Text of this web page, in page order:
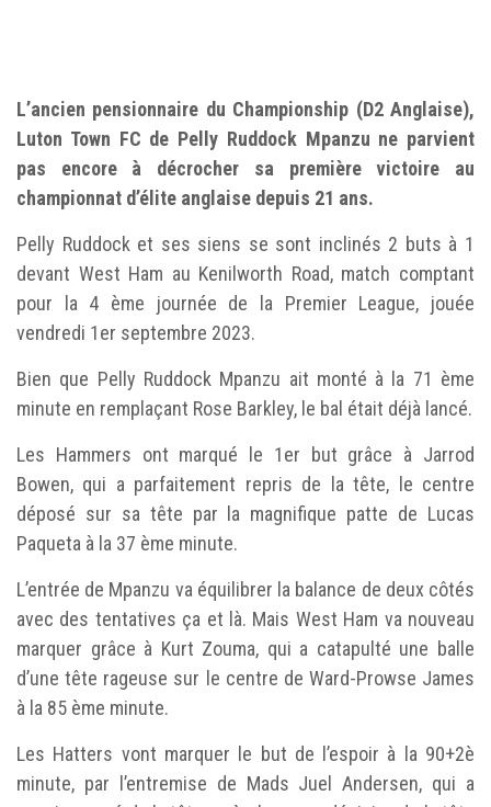
L’ancien pensionnaire du Championship (D2 Anglaise),
Luton Town FC de Pelly Ruddock Mpanzu ne parvient
pas encore à décrocher sa première victoire au
championnat d’élite anglaise depuis 21 ans.
Pelly Ruddock et ses siens se sont inclinés 2 buts à 1
devant West Ham au Kenilworth Road, match comptant
pour la 4 ème journée de la Premier League, jouée
vendredi 1er septembre 2023.
Bien que Pelly Ruddock Mpanzu ait monté à la 71 ème
minute en remplaçant Rose Barkley, le bal était déjà lancé.
Les Hammers ont marqué le 1er but grâce à Jarrod
Bowen, qui a parfaitement repris de la tête, le centre
déposé sur sa tête par la magnifique patte de Lucas
Paqueta à la 37 ème minute.
L’entrée de Mpanzu va équilibrer la balance de deux côtés
avec des tentatives ça et là. Mais West Ham va nouveau
marquer grâce à Kurt Zouma, qui a catapulté une balle
d’une tête rageuse sur le centre de Ward-Prowse James
à la 85 ème minute.
Les Hatters vont marquer le but de l’espoir à la 90+2è
minute, par l’entremise de Mads Juel Andersen, qui a